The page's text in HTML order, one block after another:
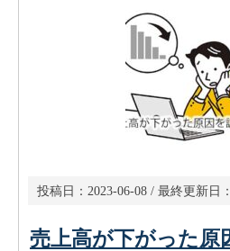
投稿日： 2023-06-08 / 最終更新日：
売上高が下がった原